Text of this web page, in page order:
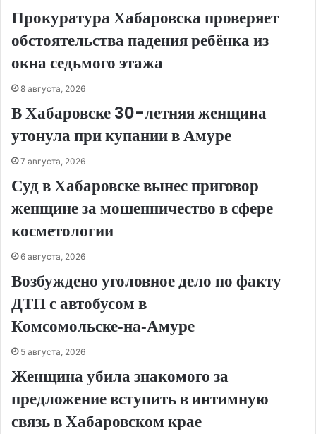
Прокуратура Хабаровска проверяет
обстоятельства падения ребёнка из
окна седьмого этажа
8 августа, 2026
В Хабаровске 30-летняя женщина
утонула при купании в Амуре
7 августа, 2026
Суд в Хабаровске вынес приговор
женщине за мошенничество в сфере
косметологии
6 августа, 2026
Возбуждено уголовное дело по факту
ДТП с автобусом в
Комсомольске‑на‑Амуре
5 августа, 2026
Женщина убила знакомого за
предложение вступить в интимную
связь в Хабаровском крае